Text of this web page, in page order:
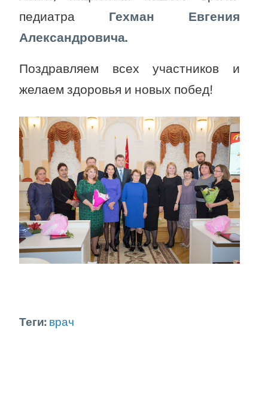
педиатра Гехман Евгения
Александровича.
Поздравляем всех участников и
желаем здоровья и новых побед!
Теги: врач